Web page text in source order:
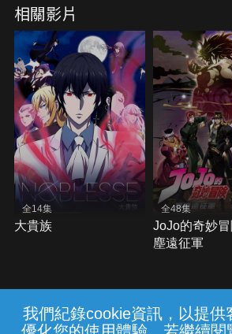
我們紀錄cookie資訊，以提供
相關影片
全14集
大貴族
全48集
JoJo的奇妙
塵遠征軍